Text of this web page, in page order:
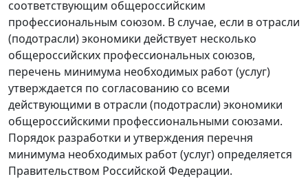
соответствующим общероссийским
профессиональным союзом. В случае, если в отрасли
(подотрасли) экономики действует несколько
общероссийских профессиональных союзов,
перечень минимума необходимых работ (услуг)
утверждается по согласованию со всеми
действующими в отрасли (подотрасли) экономики
общероссийскими профессиональными союзами.
Порядок разработки и утверждения перечня
минимума необходимых работ (услуг) определяется
Правительством Российской Федерации.